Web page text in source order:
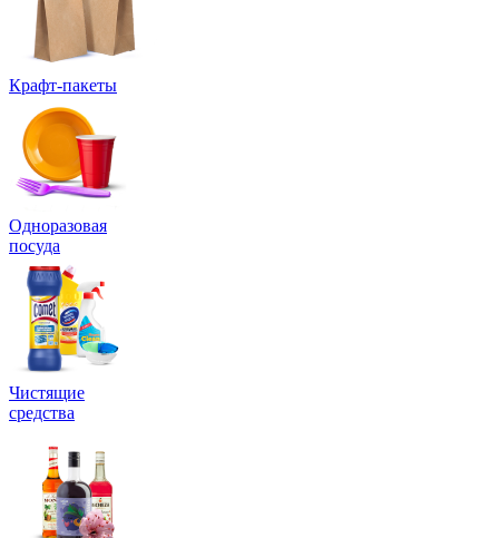
Крафт-пакеты
Одноразовая
посуда
Чистящие
средства